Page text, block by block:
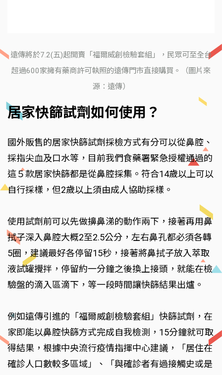
遠傳將於7.2(五)起開賣「福爾威創檢驗套組」，民眾可至全台
超過600家擁有藥商許可執照的遠傳門市直接購買。（圖片來
源：遠傳）
居家快篩試劑如何使用？
國外販售的居家快篩試劑採檢方式有分可以從鼻腔、
採指尖血及口水等，目前我們食藥署緊急授權通過的
這５款居家快篩都是從鼻腔採集。符合14歲以上可以
自行採樣，但2歲以上須由成人協助採樣。
使用試劑前可以先做擤鼻涕的動作兩下，接著再用鼻
拭子深入鼻腔大概2至2.5公分，左右鼻孔都必須各轉
5圈，建議最好各停留15秒，接著將鼻拭子放入萃取
液試罐攪拌，停留約一分鐘之後換上接頭，就能在檢
驗盤的滴入區滴下，等一段時間讓快篩結果出爐。
例如遠傳引進的「福爾威創檢驗套組」快篩試劑，在
家即能以鼻腔快篩方式完成自我檢測，15分鐘就可取
得結果，根據中央流行疫情指揮中心建議，「居住在
確診人口數較多區域」、「與確診者有過接觸史或是